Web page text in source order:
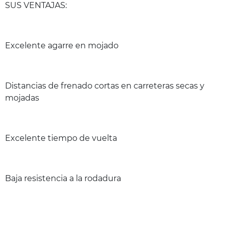
SUS VENTAJAS:
Excelente agarre en mojado
Distancias de frenado cortas en carreteras secas y
mojadas
Excelente tiempo de vuelta
Baja resistencia a la rodadura